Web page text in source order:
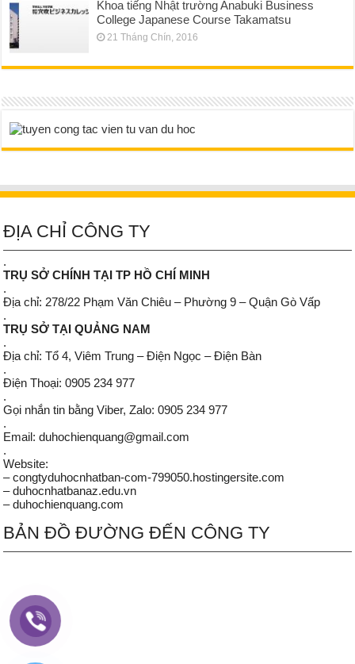
Khoa tiếng Nhật trường Anabuki Business
College Japanese Course Takamatsu
21 Tháng Chín, 2016
ĐỊA CHỈ CÔNG TY
.
TRỤ SỞ CHÍNH TẠI TP HỒ CHÍ MINH
.
Địa chỉ: 278/22 Phạm Văn Chiêu – Phường 9 – Quận Gò Vấp
.
TRỤ SỞ TẠI QUẢNG NAM
.
Địa chỉ: Tổ 4, Viêm Trung – Điện Ngọc – Điện Bàn
.
Điện Thoại: 0905 234 977
.
Gọi nhắn tin bằng Viber, Zalo: 0905 234 977
.
Email: duhochienquang@gmail.com
.
Website:
– congtyduhocnhatban-com-799050.hostingersite.com
– duhocnhatbanaz.edu.vn
– duhochienquang.com
BẢN ĐỒ ĐƯỜNG ĐẾN CÔNG TY